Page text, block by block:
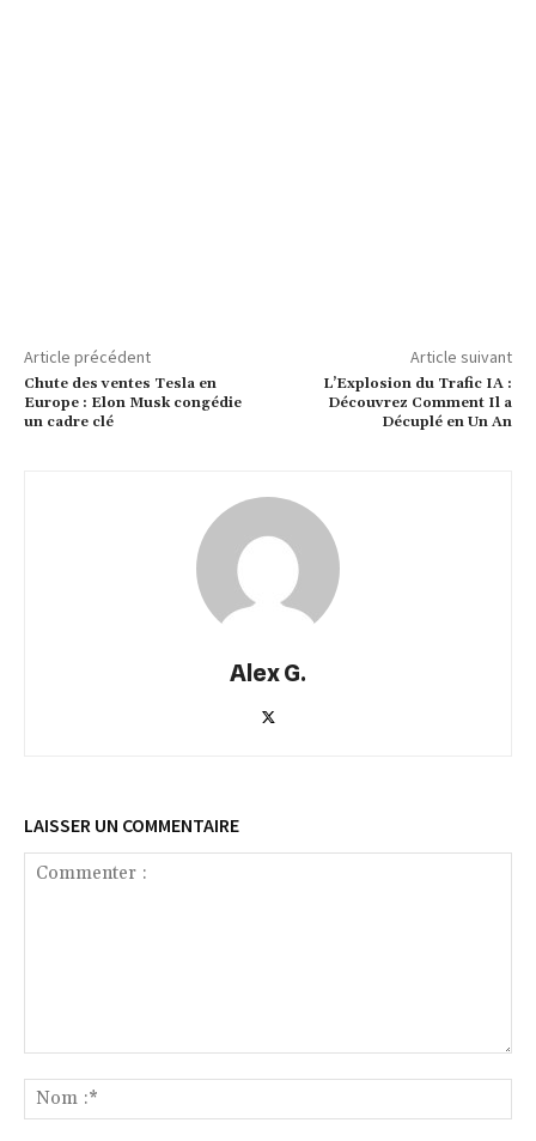
Article précédent
Chute des ventes Tesla en
Europe : Elon Musk congédie
un cadre clé
Article suivant
L’Explosion du Trafic IA :
Découvrez Comment Il a
Décuplé en Un An
Alex G.
LAISSER UN COMMENTAIRE